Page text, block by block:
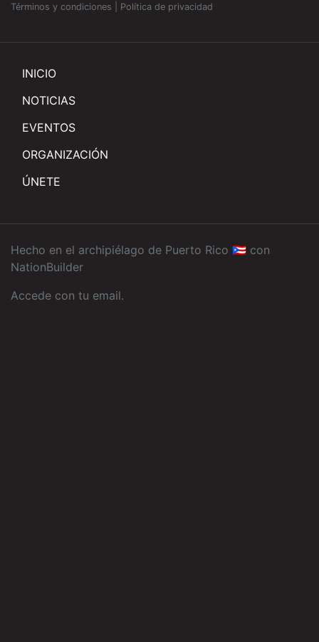
Términos y condiciones
Política de privacidad
INICIO
NOTICIAS
EVENTOS
ORGANIZACIÓN
ÚNETE
Hecho en el archipiélago de Puerto Rico 🇵🇷 con
NationBuilder
Accede con tu email.